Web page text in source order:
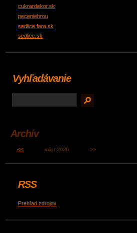
cukrardekor.sk
peceniehrou
sedlice.fara.sk
sedlice.sk
Vyhľadávanie
Archív
<< máj / 2026 >>
RSS
Prehľad zdrojov